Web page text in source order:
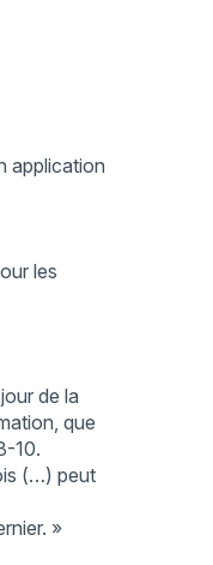
application
les
de la
que
10.
(…) peut
»